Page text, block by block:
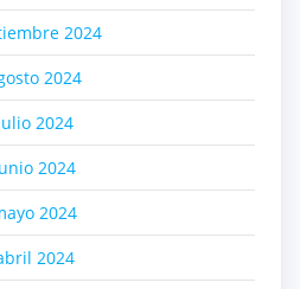
2024
2024
2024
2024
2024
2024